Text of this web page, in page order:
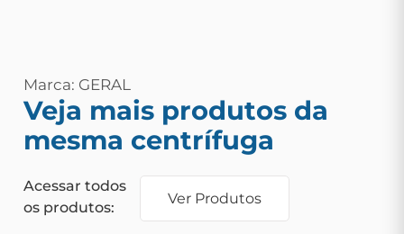
Marca: GERAL
Veja mais produtos da
mesma centrífuga
Acessar todos
os produtos:
Ver Produtos